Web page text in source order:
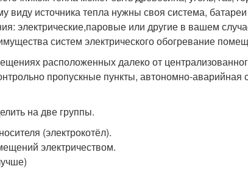
виду источника тепла нужны своя система,
электрические,паровые или другие в вашем
систем электрического обогревание
расположенных далеко от
пропускные пункты, автономно-аварийная
на две группы.
(электрокотёл).
электричеством.